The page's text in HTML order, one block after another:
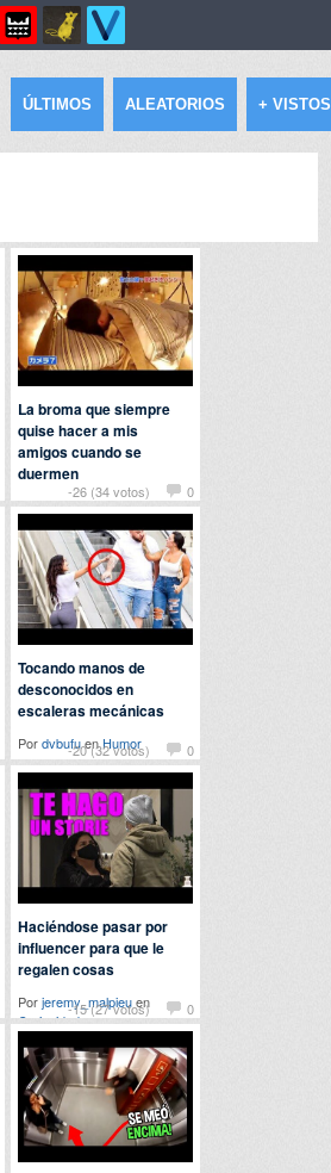
ÚLTIMOS ALEATORIOS + VISTOS
-26 (34 votos) 0
La broma que siempre
quise hacer a mis
amigos cuando se
duermen
PorchuckbassenHumor
-20 (32 votos) 0
Tocando manos de
desconocidos en
escaleras mecánicas
PordvbufuenHumor
-15 (27 votos) 0
Haciéndose pasar por
influencer para que le
regalen cosas
Porjeremy_malpieuen
Curiosidades